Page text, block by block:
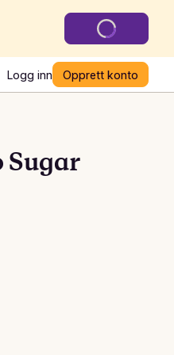
Logg inn Opprett konto